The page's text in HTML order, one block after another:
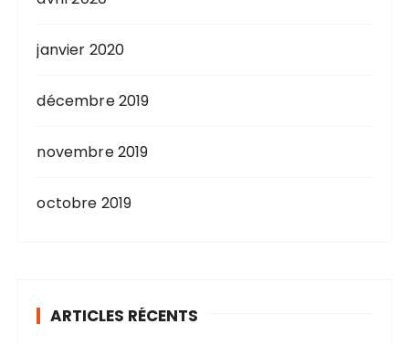
janvier 2020
décembre 2019
novembre 2019
octobre 2019
ARTICLES RÉCENTS